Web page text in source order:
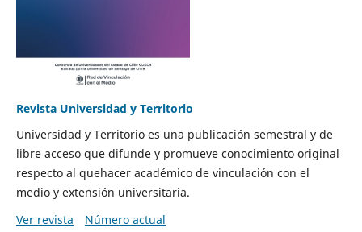
Revista Universidad y Territorio
Universidad y Territorio es una publicación semestral y de
libre acceso que difunde y promueve conocimiento original
respecto al quehacer académico de vinculación con el
medio y extensión universitaria.
Ver revista
Número actual